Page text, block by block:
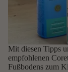
Mit diesen Tipps
empfohlenen
Fußbodens zum